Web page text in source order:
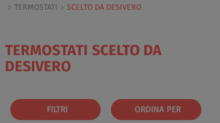
TERMOSTATI
SCELTO DA DESIVERO
TERMOSTATI SCELTO DA
DESIVERO
FILTRI ORDINA PER